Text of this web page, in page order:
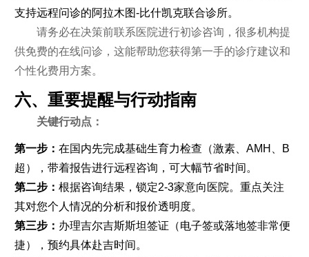
支持远程问诊的阿拉木图-比什凯克联合诊所。
请务必在决策前联系医院进行初诊咨询，很多机构提
供免费的在线问诊，这能帮助您获得第一手的诊疗建议和
个性化费用方案。
六、重要提醒与行动指南
关键行动点：
第一步： 在国内先完成基础生育力检查（激素、AMH、B
超），带着报告进行远程咨询，可大幅节省时间。
第二步： 根据咨询结果，锁定2-3家意向医院。重点关注
其对您个人情况的分析和报价透明度。
第三步： 办理吉尔吉斯斯坦签证（电子签或落地签非常便
捷），预约具体赴吉时间。